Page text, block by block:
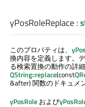
yPosRoleReplace:
このプロパティは、
換内容を定義します。
る検索置換の動作の詳
QString::replace(const
&after) 関数のドキュメ
yPosRoleおよび